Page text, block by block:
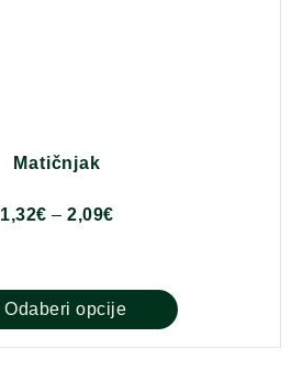
Matičnjak
1,32€ – 2,09€
Odaberi opcije